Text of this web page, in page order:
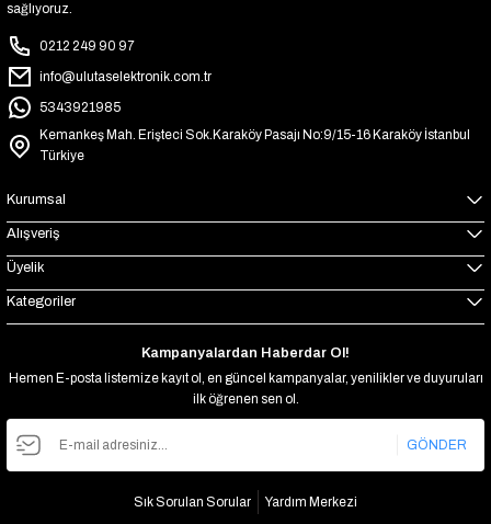
sağlıyoruz.
0212 249 90 97
info@ulutaselektronik.com.tr
5343921985
Kemankeş Mah. Erişteci Sok.Karaköy Pasajı No:9/15-16 Karaköy İstanbul
Türkiye
Kurumsal
Alışveriş
Üyelik
Kategoriler
Kampanyalardan Haberdar Ol!
Hemen E-posta listemize kayıt ol, en güncel kampanyalar, yenilikler ve duyuruları
ilk öğrenen sen ol.
GÖNDER
Sık Sorulan Sorular Yardım Merkezi